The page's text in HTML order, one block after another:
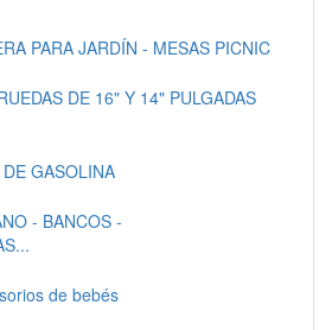
PARA JARDÍN - MESAS PICNIC
DE 16" Y 14" PULGADAS
GASOLINA
- BANCOS -
de bebés